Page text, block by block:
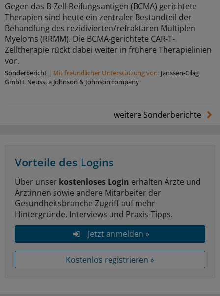
Gegen das B-Zell-Reifungsantigen (BCMA) gerichtete
Therapien sind heute ein zentraler Bestandteil der
Behandlung des rezidivierten/refraktären Multiplen
Myeloms (RRMM). Die BCMA-gerichtete CAR-T-
Zelltherapie rückt dabei weiter in frühere Therapielinien
vor.
Sonderbericht | Mit freundlicher Unterstützung von: Janssen-Cilag
GmbH, Neuss, a Johnson & Johnson company
weitere Sonderberichte
Vorteile des Logins
Über unser kostenloses Login erhalten Ärzte und
Ärztinnen sowie andere Mitarbeiter der
Gesundheitsbranche Zugriff auf mehr
Hintergründe, Interviews und Praxis-Tipps.
Jetzt anmelden »
Kostenlos registrieren »